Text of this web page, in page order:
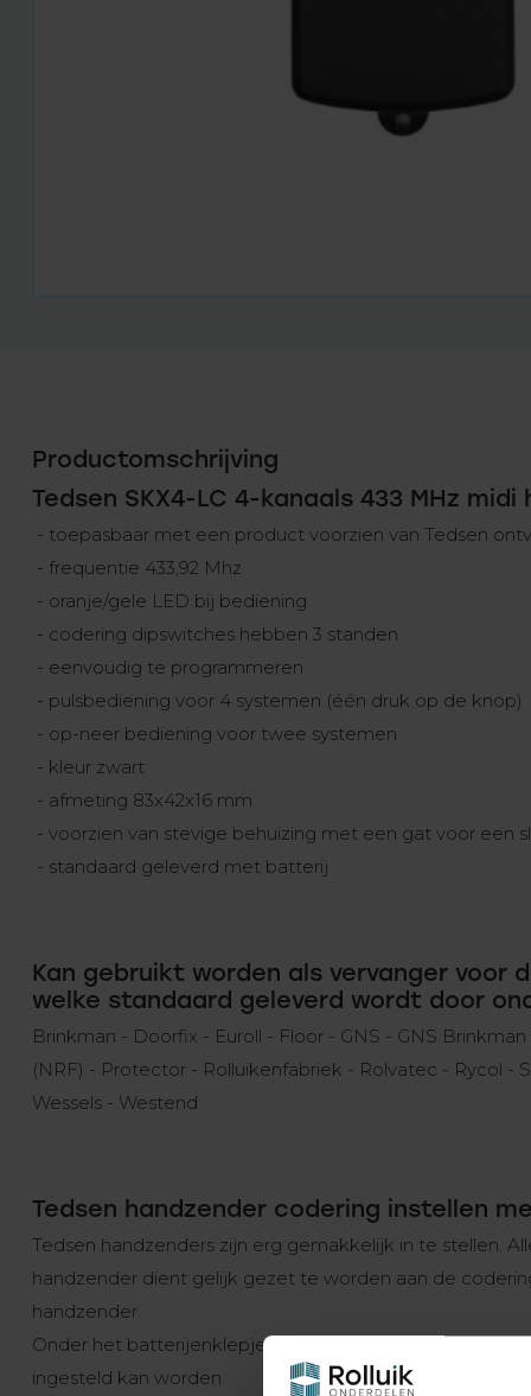
Productomschrijving
Tedsen SKX4-LC 4-kanaals 433 MHz midi
- toepasbaar met een product voorzien van Tedsen
- frequentie 433,92 Mhz
- oranje/gele LED bij bediening
- codering dipswitches hebben 3 standen
- eenvoudig te programmeren
- pulsbediening voor 4 systemen (één druk op de knop)
- op-neer bediening voor twee systemen
- kleur zwart
- afmeting 83x42x16 mm
- voorzien van stevige behuizing met een gat voor een
- standaard geleverd met batterij
Kan gebruikt worden als vervanger voor
welke standaard geleverd wordt door
Brinkman - Doorfix - Euroll - Floor - GNS - GNS
(NRF) - Protector - Rolluikenfabriek - Rolvatec - Rycol -
Wessels - Westend
Tedsen handzender codering instellen
Tedsen handzenders zijn erg gemakkelijk in te stellen.
handzender dient gelijk gezet te worden aan de
handzender.
Onder het batterijenklepje zit een strip met 9
ingesteld kan worden.